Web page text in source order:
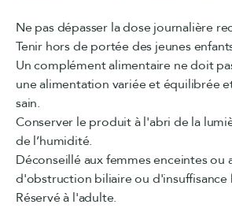
Ne pas dépasser la dose journalière
Tenir hors de portée des jeunes
Un complément alimentaire ne doit
une alimentation variée et équilibrée
sain.
Conserver le produit à l'abri de la
de l’humidité.
Déconseillé aux femmes enceintes ou
d'obstruction biliaire ou d'insuffisance
Réservé à l'adulte.